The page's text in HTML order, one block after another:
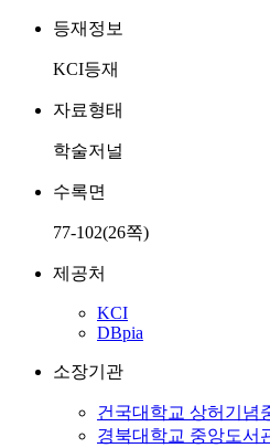
등재정보
KCI등재
자료형태
학술저널
수록면
77-102(26쪽)
제공처
KCI
DBpia
소장기관
건국대학교 상허기념
경북대학교 중앙도서